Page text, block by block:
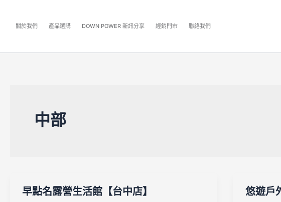
關於我們 產品選購 DOWN POWER 新訊分享 經銷門市 聯絡我們
中部
早點名露營生活館【台中店】 悠遊戶